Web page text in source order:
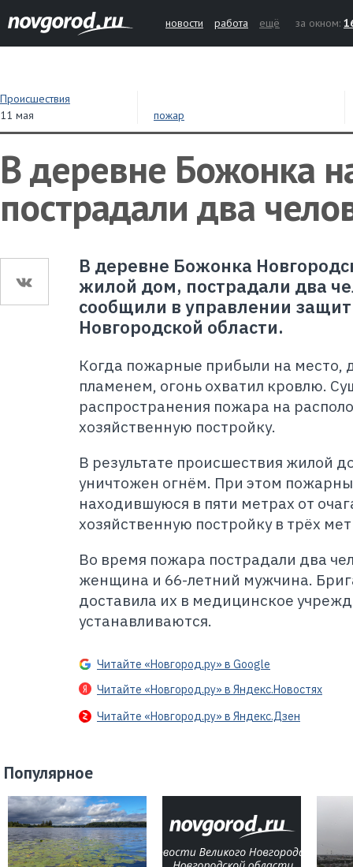
новости работа ещё за окном:
Происшествия
11 мая
пожар
В деревне Божонка
пострадали два
В деревне Божонка
жилой дом, пострадали два
сообщили в управлении
Новгородской области.
Когда пожарные прибыли на место,
пламенем, огонь охватил кровлю.
распространения пожара на
хозяйственную постройку.
В результате происшествия жилой
уничтожен огнём. При этом
находившуюся в пяти метрах от
хозяйственную постройку в трёх
Во время пожара пострадали два
женщина и 66-летний мужчина.
доставила их в медицинское
устанавливаются.
Читайте «Новгород.ру» в Google
Читайте «Новгород.ру» в Яндекс.Новостях
Читайте «Новгород.ру» в Яндекс.Дзен
Популярное